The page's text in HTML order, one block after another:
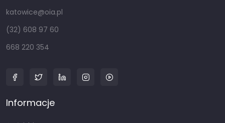
katowice@oia.pl
(32) 608 97 60
668 220 354
Informacje